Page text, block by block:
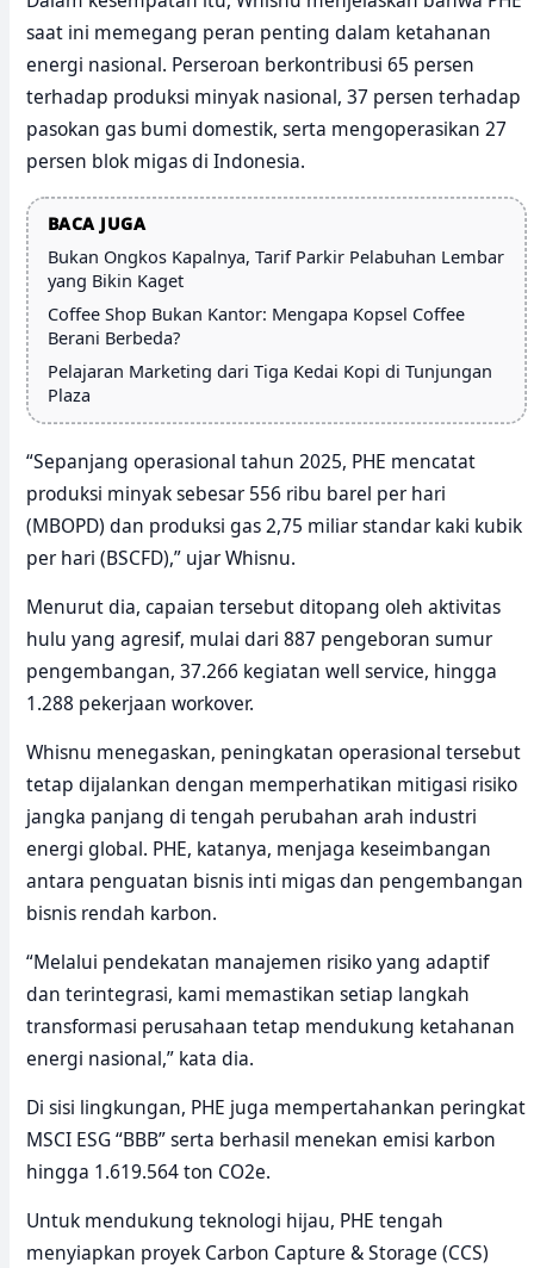
saat ini memegang peran penting dalam ketahanan
energi nasional. Perseroan berkontribusi 65 persen
terhadap produksi minyak nasional, 37 persen terhadap
pasokan gas bumi domestik, serta mengoperasikan 27
persen blok migas di Indonesia.
BACA JUGA
Bukan Ongkos Kapalnya, Tarif Parkir Pelabuhan Lembar
yang Bikin Kaget
Coffee Shop Bukan Kantor: Mengapa Kopsel Coffee
Berani Berbeda?
Pelajaran Marketing dari Tiga Kedai Kopi di Tunjungan
Plaza
“Sepanjang operasional tahun 2025, PHE mencatat
produksi minyak sebesar 556 ribu barel per hari
(MBOPD) dan produksi gas 2,75 miliar standar kaki kubik
per hari (BSCFD),” ujar Whisnu.
Menurut dia, capaian tersebut ditopang oleh aktivitas
hulu yang agresif, mulai dari 887 pengeboran sumur
pengembangan, 37.266 kegiatan well service, hingga
1.288 pekerjaan workover.
Whisnu menegaskan, peningkatan operasional tersebut
tetap dijalankan dengan memperhatikan mitigasi risiko
jangka panjang di tengah perubahan arah industri
energi global. PHE, katanya, menjaga keseimbangan
antara penguatan bisnis inti migas dan pengembangan
bisnis rendah karbon.
“Melalui pendekatan manajemen risiko yang adaptif
dan terintegrasi, kami memastikan setiap langkah
transformasi perusahaan tetap mendukung ketahanan
energi nasional,” kata dia.
Di sisi lingkungan, PHE juga mempertahankan peringkat
MSCI ESG “BBB” serta berhasil menekan emisi karbon
hingga 1.619.564 ton CO2e.
Untuk mendukung teknologi hijau, PHE tengah
menyiapkan proyek Carbon Capture & Storage (CCS)